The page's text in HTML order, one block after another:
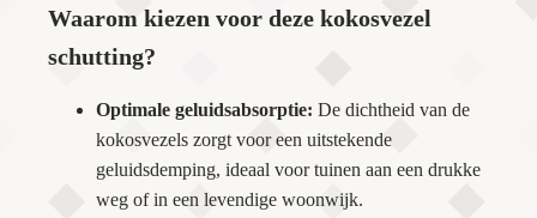
Waarom kiezen voor deze kokosvezel
schutting?
Optimale geluidsabsorptie: De dichtheid van de
kokosvezels zorgt voor een uitstekende
geluidsdemping, ideaal voor tuinen aan een drukke
weg of in een levendige woonwijk.